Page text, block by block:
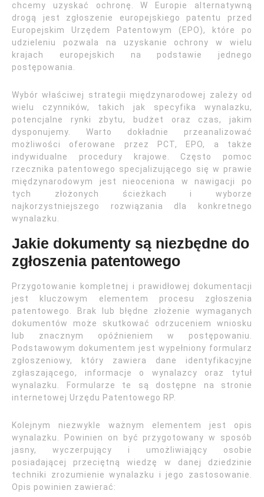
chcemy uzyskać ochronę. W Europie alternatywną
drogą jest zgłoszenie europejskiego patentu przed
Europejskim Urzędem Patentowym (EPO), które po
udzieleniu pozwala na uzyskanie ochrony w wielu
krajach europejskich na podstawie jednego
postępowania.
Wybór właściwej strategii międzynarodowej zależy od
wielu czynników, takich jak specyfika wynalazku,
potencjalne rynki zbytu, budżet oraz czas, jakim
dysponujemy. Warto dokładnie przeanalizować
możliwości oferowane przez PCT, EPO, a także
indywidualne procedury krajowe. Często pomoc
rzecznika patentowego specjalizującego się w prawie
międzynarodowym jest nieoceniona w nawigacji po
tych złożonych ścieżkach i wyborze
najkorzystniejszego rozwiązania dla konkretnego
wynalazku.
Jakie dokumenty są niezbędne do
zgłoszenia patentowego
Przygotowanie kompletnej i prawidłowej dokumentacji
jest kluczowym elementem procesu zgłoszenia
patentowego. Brak lub błędne złożenie wymaganych
dokumentów może skutkować odrzuceniem wniosku
lub znacznym opóźnieniem w postępowaniu.
Podstawowym dokumentem jest wypełniony formularz
zgłoszeniowy, który zawiera dane identyfikacyjne
zgłaszającego, informacje o wynalazcy oraz tytuł
wynalazku. Formularze te są dostępne na stronie
internetowej Urzędu Patentowego RP.
Kolejnym niezwykle ważnym elementem jest opis
wynalazku. Powinien on być przygotowany w sposób
jasny, wyczerpujący i umożliwiający osobie
posiadającej przeciętną wiedzę w danej dziedzinie
techniki zrozumienie wynalazku i jego zastosowanie.
Opis powinien zawierać: